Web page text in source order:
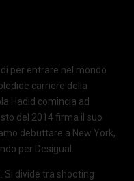
per entrare nel mondo
carriere della
Hadid comincia ad
del 2014 firma il suo
debuttare a New York,
per Desigual.
Si divide tra shooting